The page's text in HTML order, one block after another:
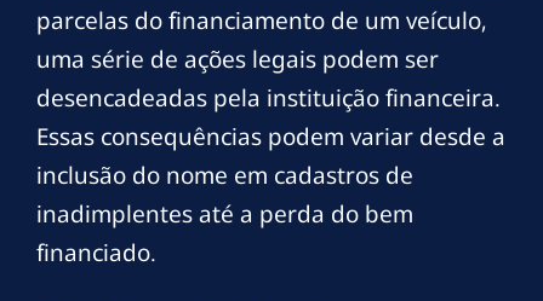
parcelas do financiamento de um veículo,
uma série de ações legais podem ser
desencadeadas pela instituição financeira.
Essas consequências podem variar desde a
inclusão do nome em cadastros de
inadimplentes até a perda do bem
financiado.